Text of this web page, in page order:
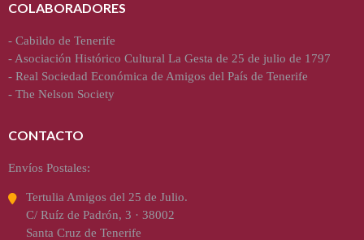
COLABORADORES
- Cabildo de Tenerife
- Asociación Histórico Cultural La Gesta de 25 de julio de 1797
- Real Sociedad Económica de Amigos del País de Tenerife
- The Nelson Society
CONTACTO
Envíos Postales:
Tertulia Amigos del 25 de Julio.
C/ Ruíz de Padrón, 3 · 38002
Santa Cruz de Tenerife